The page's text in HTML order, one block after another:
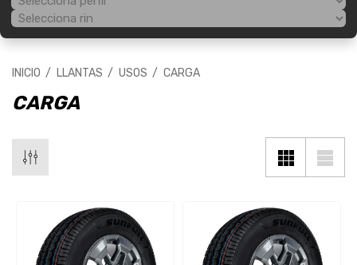
INICIO LLANTAS USOS CARGA
CARGA